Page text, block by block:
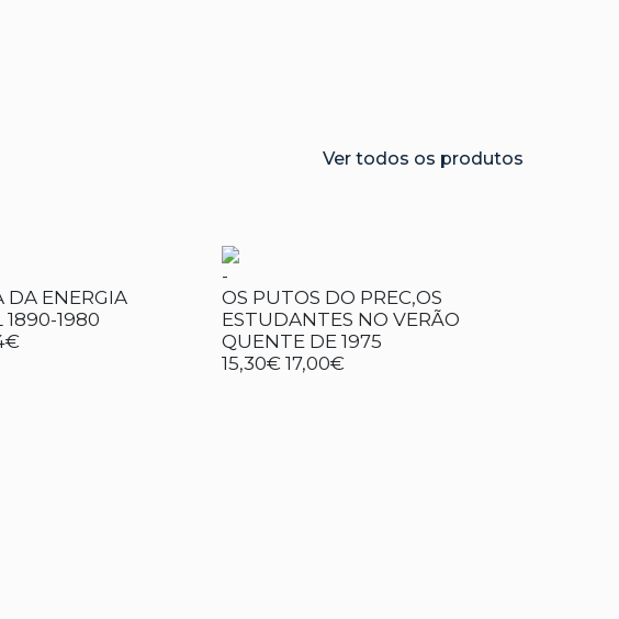
Ver todos os produtos
DA ENERGIA
1890-1980
-
OS PUTOS DO PREC,OS
ESTUDANTES NO VERÃO
QUENTE DE 1975
15,30€ 17,00€